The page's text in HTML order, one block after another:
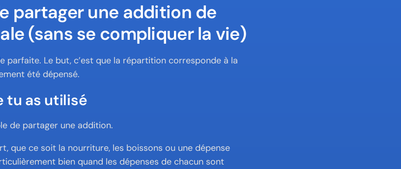
partager une addition de
(sans se compliquer la vie)
parfaite. Le but, c’est que la répartition corresponde à la
été dépensé.
tu as utilisé
de partager une addition.
que ce soit la nourriture, les boissons ou une dépense
bien quand les dépenses de chacun sont